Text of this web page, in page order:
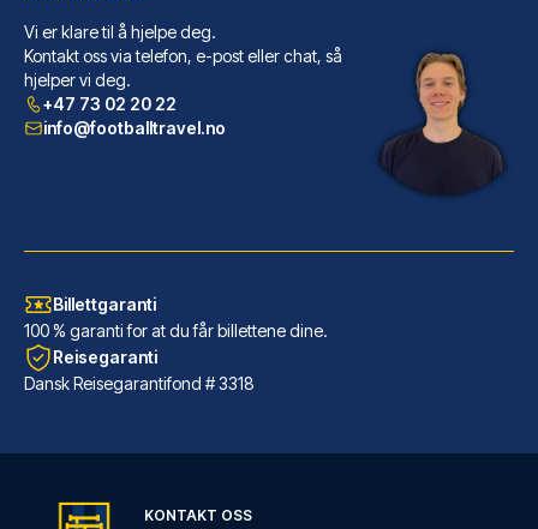
Hotel Senator
Hotel Senator ligger sentralt ...
LES MER OM HOTELLET
Radisson Blu Hotel Dortmund
LES MER OM HOTELLET
Vi er klare til å hjelpe deg.
Kontakt oss via telefon, e-post eller chat, så
hjelper vi deg.
+47 73 02 20 22
info@footballtravel.no
Billettgaranti
100 % garanti for at du får billettene dine.
Reisegaranti
Dansk Reisegarantifond # 3318
KONTAKT OSS